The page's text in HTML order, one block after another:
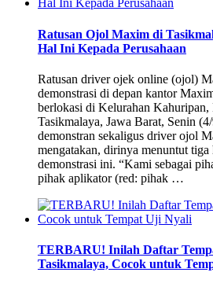
Ratusan Ojol Maxim di
Hal Ini Kepada Perusahaan
Ratusan driver ojek online (ojol)
demonstrasi di depan kantor
berlokasi di Kelurahan Kahuripan,
Tasikmalaya, Jawa Barat, Senin
demonstran sekaligus driver ojol
mengatakan, dirinya menuntut tiga
demonstrasi ini. “Kami sebagai
pihak aplikator (red: pihak …
TERBARU! Inilah Daftar
Tasikmalaya, Cocok untuk